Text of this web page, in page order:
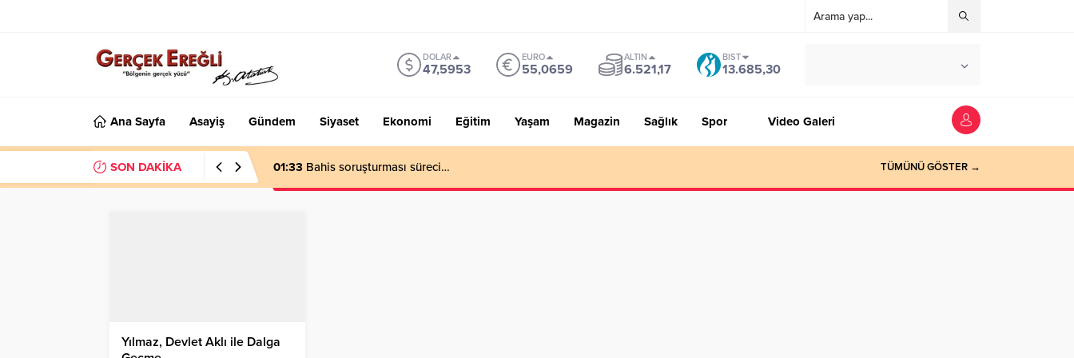
DOLAR
47,5953
EURO
55,0659
ALTIN
6.521,17
BIST
13.685,30
Ana Sayfa Asayiş Gündem Siyaset Ekonomi Eğitim Yaşam Magazin Sağlık Spor Video Galeri
SON DAKİKA 01:33 Bahis soruşturması süreci… TÜMÜNÜ GÖSTER →
Yılmaz, Devlet Aklı ile Dalga